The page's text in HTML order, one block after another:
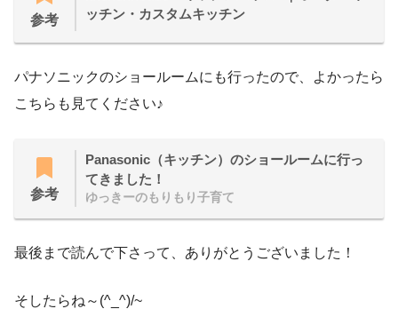
参考
ッチン・カスタムキッチン
パナソニックのショールームにも行ったので、よかったら
こちらも見てください♪
参考
Panasonic（キッチン）のショールームに行っ
てきました！
ゆっきーのもりもり子育て
最後まで読んで下さって、ありがとうございました！
そしたらね～(^_^)/~